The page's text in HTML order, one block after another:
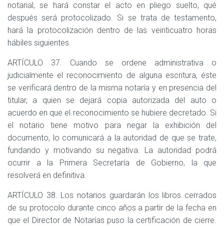
notarial, se hará constar el acto en pliego suelto, qué
después será protocolizado. Si se trata de testamento,
hará la protocolización dentro de las veinticuatro horas
hábiles siguientes.
ARTÍCULO 37. Cuando se ordene administrativa o
judicialmente el reconocimiento de alguna escritura, éste
se verificará dentro de la misma notaría y en presencia del
titular, a quien se dejará copia autorizada del auto o
acuerdo en que el reconocimiento se hubiere decretado. Si
el notario tiene motivo para negar la exhibición del
documento, lo comunicará a la autoridad de que se trate,
fundando y motivando su negativa. La autoridad podrá
ocurrir a la Primera Secretaría de Gobierno, la que
resolverá en definitiva.
ARTÍCULO 38. Los notarios guardarán los libros cerrados
de su protocolo durante cinco años a partir de la fecha en
que el Director de Notarías puso la certificación de cierre.